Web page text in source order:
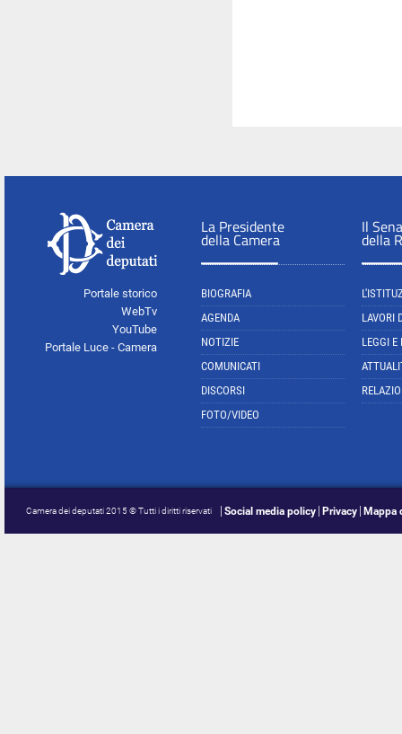
Portale storico
WebTv
YouTube
Portale Luce - Camera
La Presidente
della Camera
BIOGRAFIA
AGENDA
NOTIZIE
COMUNICATI
DISCORSI
FOTO/VIDEO
Il
della
LAVORI
LEGGI E
Camera dei deputati 2015 © Tutti i diritti riservati Social media policy Privacy Mappa